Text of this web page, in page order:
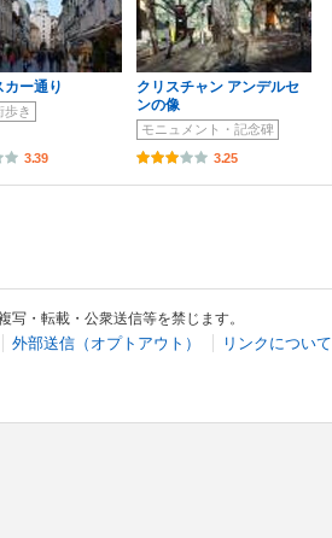
カー通り
歩き
3.39
クリスチャン アンデルセ
ンの像
モニュメント・記念碑
3.25
・転載・公衆送信等を禁じます。
外部送信（オプトアウト） リンクについて